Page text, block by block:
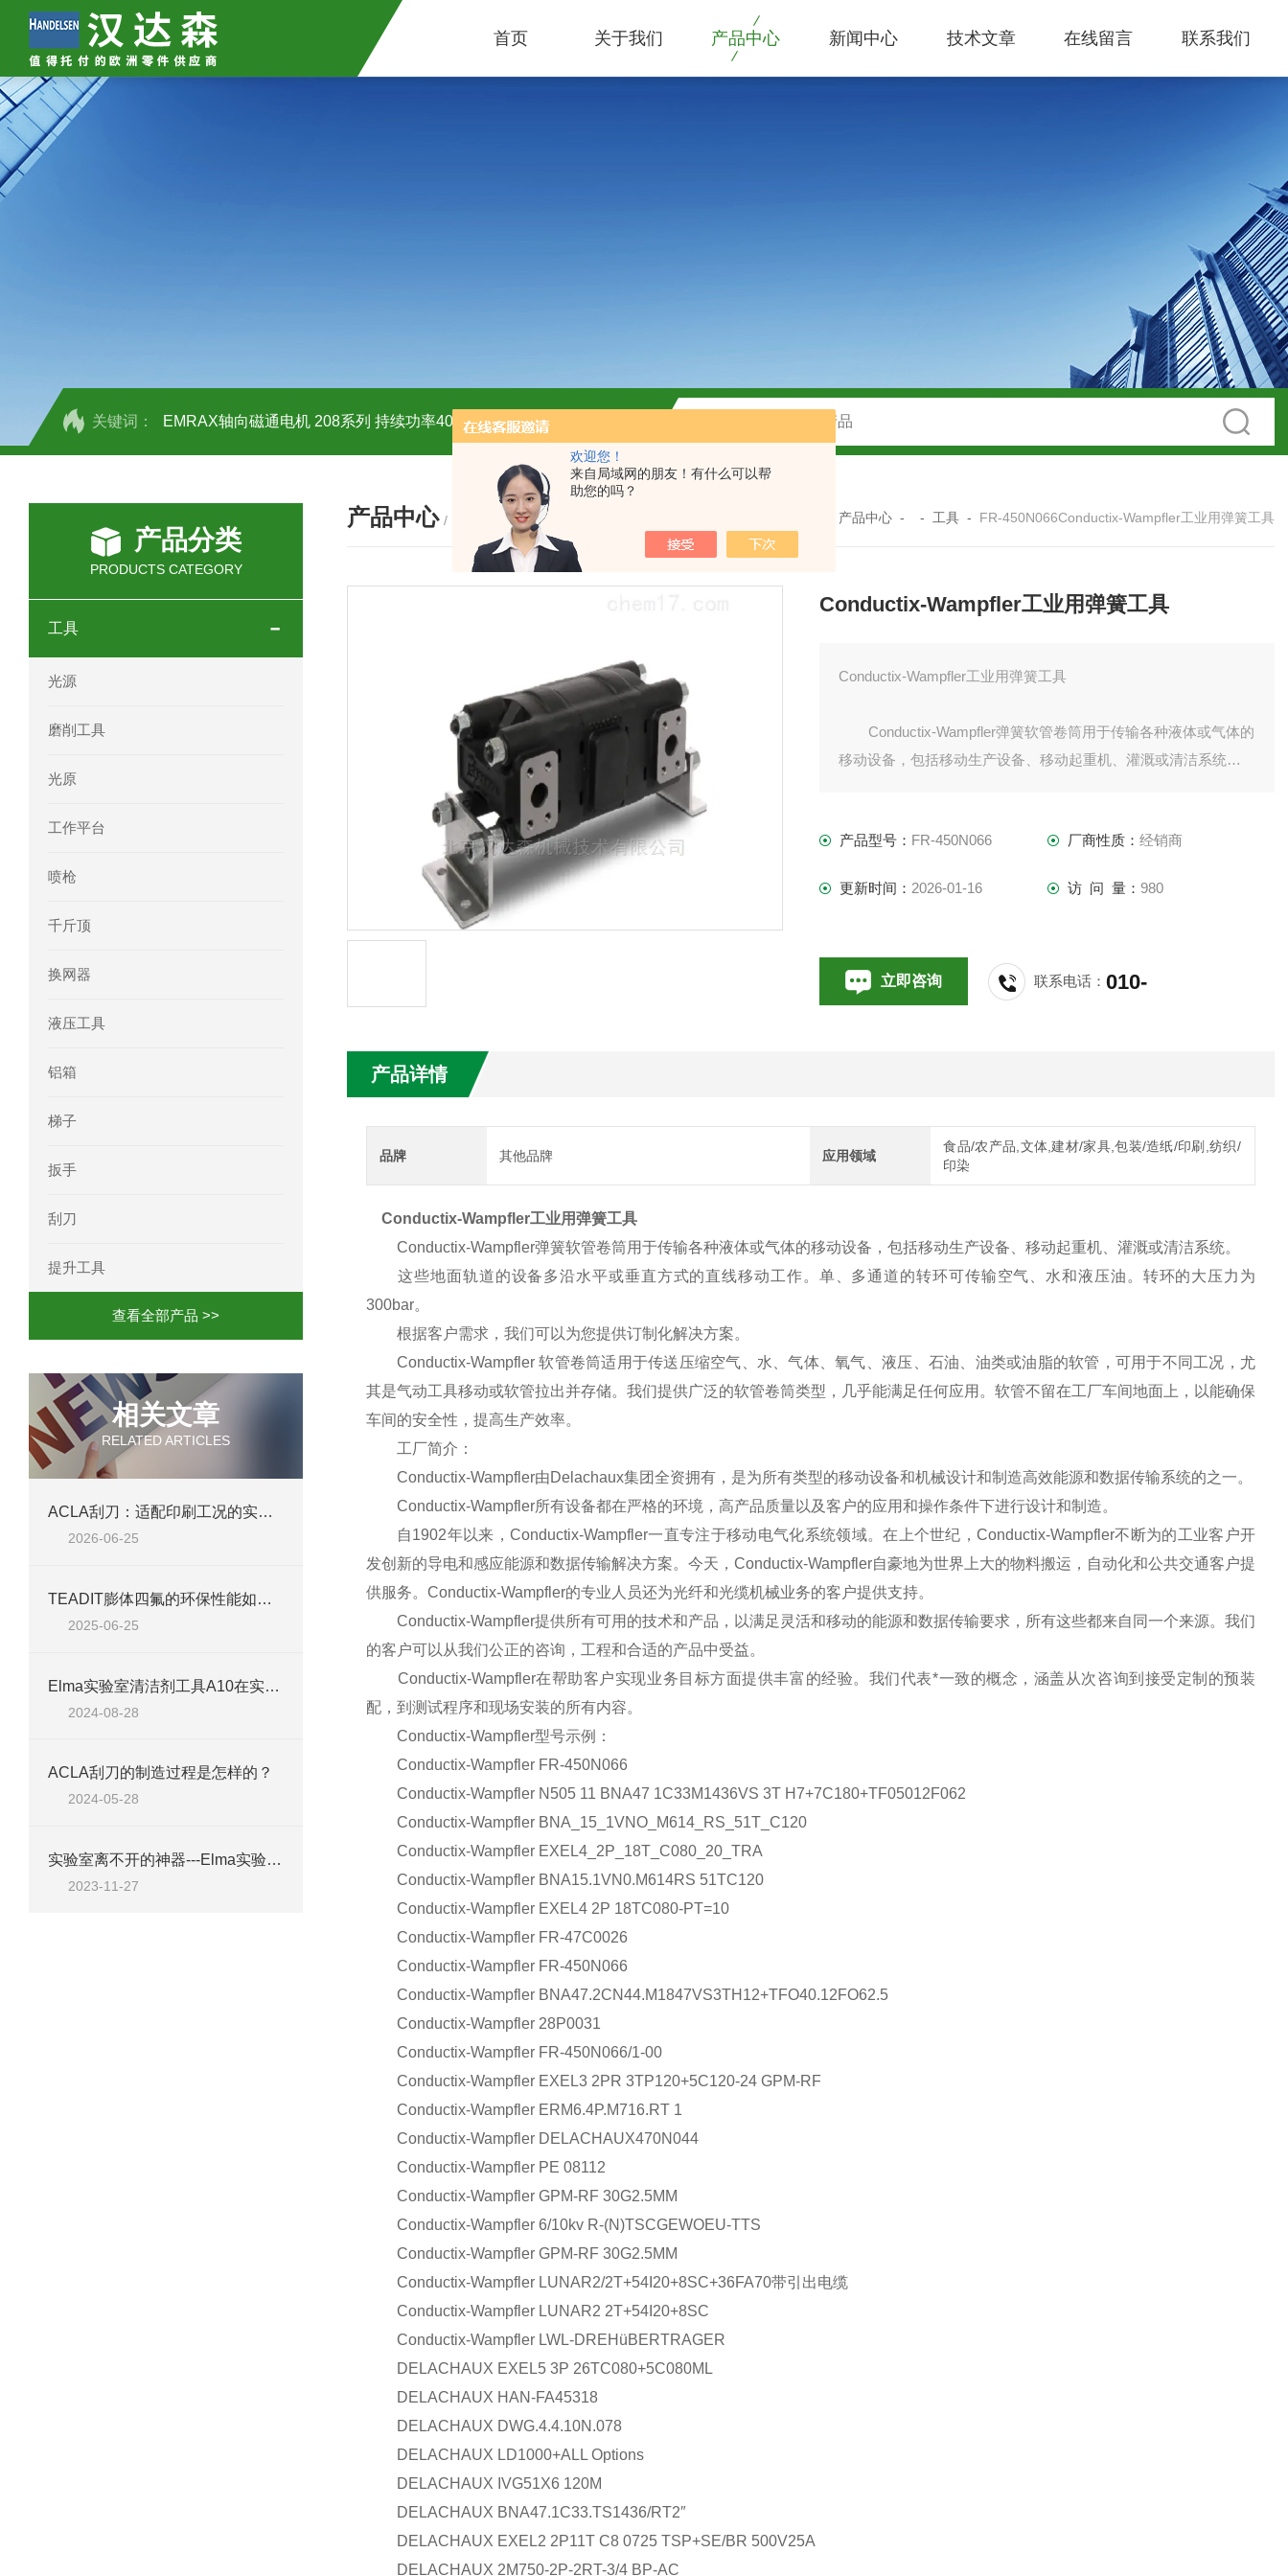
欢迎您！
来自局域网的朋友！有什么可以帮
助您的吗？
首页 关于我们 产品中心 新闻中心 技术文章 在线留言 联系我们
关键词： EMRAX轴向磁通电机 208系列 持续功率40kw
OEMER三相同步电机MTES 132SB/2参数及应用
OEMER三相同步电机MTES 160MA/2参数及应用
OEMER电机QLS 180M环保农业领域应用
mini motor电机AM 440M3T参数特点介绍
mini motor电机MCE 320P2T参数特点介绍
mini motor电机MC230P3T 20- B参数特点介绍
产品分类
PRODUCTS CATEGORY
工具
光源
磨削工具
光原
工作平台
喷枪
千斤顶
换网器
液压工具
铝箱
梯子
扳手
刮刀
提升工具
查看全部产品 >>
相关文章
RELATED ARTICLES
ACLA刮刀：适配印刷工况的实用工艺配件
2026-06-25
TEADIT膨体四氟的环保性能如何？
2025-06-25
Elma实验室清洁剂工具A10在实验室清洁中的应用
2024-08-28
ACLA刮刀的制造过程是怎样的？
2024-05-28
实验室离不开的神器---Elma实验室清洁剂工具A10
2023-11-27
产品中心 / PRODUCTS 产品中心 - - 工具 - FR-450N066Conductix-Wampfler工业用弹簧工具
Conductix-Wampfler工业用弹簧工具
Conductix-Wampfler工业用弹簧工具
Conductix-Wampfler弹簧软管卷筒用于传输各种液体或气体的
移动设备，包括移动生产设备、移动起重机、灌溉或清洁系统。
单、多通道的转环可传输空气、水和液压油。转环的大压力为
产品型号： FR-450N066 厂商性质： 经销商
更新时间： 2026-01-16 访 问 量： 980
立即咨询 联系电话：010-
产品详情
品牌 其他品牌 应用领域
食品/农产品,文体,建材/家具,包装/造纸/印刷,纺织/
印染
Conductix-Wampfler工业用弹簧工具
Conductix-Wampfler弹簧软管卷筒用于传输各种液体或气体的移动设备，包括移动生产设备、移动起重机、灌溉或清洁系统。
这些地面轨道的设备多沿水平或垂直方式的直线移动工作。单、多通道的转环可传输空气、水和液压油。转环的大压力为
300bar。
根据客户需求，我们可以为您提供订制化解决方案。
Conductix-Wampfler 软管卷筒适用于传送压缩空气、水、气体、氧气、液压、石油、油类或油脂的软管，可用于不同工况，尤
其是气动工具移动或软管拉出并存储。我们提供广泛的软管卷筒类型，几乎能满足任何应用。软管不留在工厂车间地面上，以能确保
车间的安全性，提高生产效率。
工厂简介：
Conductix-Wampfler由Delachaux集团全资拥有，是为所有类型的移动设备和机械设计和制造高效能源和数据传输系统的之一。
Conductix-Wampfler所有设备都在严格的环境，高产品质量以及客户的应用和操作条件下进行设计和制造。
自1902年以来，Conductix-Wampfler一直专注于移动电气化系统领域。在上个世纪，Conductix-Wampfler不断为的工业客户开
发创新的导电和感应能源和数据传输解决方案。今天，Conductix-Wampfler自豪地为世界上大的物料搬运，自动化和公共交通客户提
供服务。Conductix-Wampfler的专业人员还为光纤和光缆机械业务的客户提供支持。
Conductix-Wampfler提供所有可用的技术和产品，以满足灵活和移动的能源和数据传输要求，所有这些都来自同一个来源。我们
的客户可以从我们公正的咨询，工程和合适的产品中受益。
Conductix-Wampfler在帮助客户实现业务目标方面提供丰富的经验。我们代表*一致的概念，涵盖从次咨询到接受定制的预装
配，到测试程序和现场安装的所有内容。
Conductix-Wampfler型号示例：
Conductix-Wampfler FR-450N066
Conductix-Wampfler N505 11 BNA47 1C33M1436VS 3T H7+7C180+TF05012F062
Conductix-Wampfler BNA_15_1VNO_M614_RS_51T_C120
Conductix-Wampfler EXEL4_2P_18T_C080_20_TRA
Conductix-Wampfler BNA15.1VN0.M614RS 51TC120
Conductix-Wampfler EXEL4 2P 18TC080-PT=10
Conductix-Wampfler FR-47C0026
Conductix-Wampfler FR-450N066
Conductix-Wampfler BNA47.2CN44.M1847VS3TH12+TFO40.12FO62.5
Conductix-Wampfler 28P0031
Conductix-Wampfler FR-450N066/1-00
Conductix-Wampfler EXEL3 2PR 3TP120+5C120-24 GPM-RF
Conductix-Wampfler ERM6.4P.M716.RT 1
Conductix-Wampfler DELACHAUX470N044
Conductix-Wampfler PE 08112
Conductix-Wampfler GPM-RF 30G2.5MM
Conductix-Wampfler 6/10kv R-(N)TSCGEWOEU-TTS
Conductix-Wampfler GPM-RF 30G2.5MM
Conductix-Wampfler LUNAR2/2T+54I20+8SC+36FA70带引出电缆
Conductix-Wampfler LUNAR2 2T+54I20+8SC
Conductix-Wampfler LWL-DREHüBERTRAGER
DELACHAUX EXEL5 3P 26TC080+5C080ML
DELACHAUX HAN-FA45318
DELACHAUX DWG.4.4.10N.078
DELACHAUX LD1000+ALL Options
DELACHAUX IVG51X6 120M
DELACHAUX BNA47.1C33.TS1436/RT2″
DELACHAUX EXEL2 2P11T C8 0725 TSP+SE/BR 500V25A
DELACHAUX 2M750-2P-2RT-3/4 BP-AC